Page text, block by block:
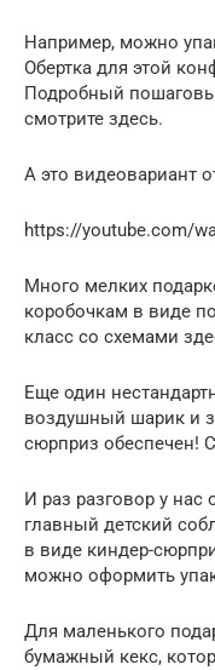
Например, можно
Обертка для этой
Подробный
смотрите здесь.
А это видеовариант
https://youtube.com/
Много мелких
коробочкам в виде
класс со схемами
Еще один
воздушный шарик и
сюрприз обеспечен!
И раз разговор у нас
главный детский
в виде киндер-
можно оформить
Для маленького
бумажный кекс,